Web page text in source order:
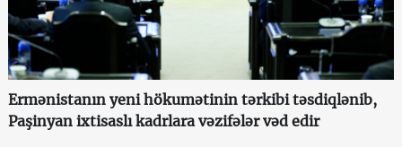
Ermənistanın yeni hökumətinin tərkibi təsdiqlənib,
Paşinyan ixtisaslı kadrlara vəzifələr vəd edir